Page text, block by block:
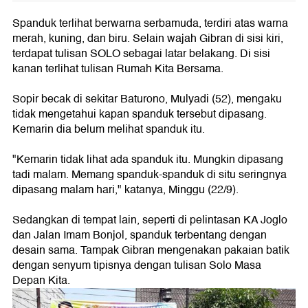
Spanduk terlihat berwarna serbamuda, terdiri atas warna
merah, kuning, dan biru. Selain wajah Gibran di sisi kiri,
terdapat tulisan SOLO sebagai latar belakang. Di sisi
kanan terlihat tulisan Rumah Kita Bersama.
Sopir becak di sekitar Baturono, Mulyadi (52), mengaku
tidak mengetahui kapan spanduk tersebut dipasang.
Kemarin dia belum melihat spanduk itu.
"Kemarin tidak lihat ada spanduk itu. Mungkin dipasang
tadi malam. Memang spanduk-spanduk di situ seringnya
dipasang malam hari," katanya, Minggu (22/9).
Sedangkan di tempat lain, seperti di pelintasan KA Joglo
dan Jalan Imam Bonjol, spanduk terbentang dengan
desain sama. Tampak Gibran mengenakan pakaian batik
dengan senyum tipisnya dengan tulisan Solo Masa
Depan Kita.